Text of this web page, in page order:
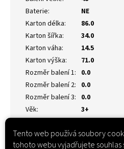
Tento web používá soubory
tohoto webu vyjadřujete souhlas
Baterie:
NE
Karton délka:
86.0
Karton šířka:
34.0
Karton váha:
14.5
Karton výška:
71.0
Rozměr balení 1: 0.0
Rozměr balení 2: 0.0
Rozměr balení 3: 0.0
Věk: 3+